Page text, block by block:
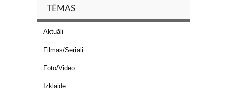
TĒMAS
Aktuāli
Filmas/Seriāli
Foto/Video
Izklaide